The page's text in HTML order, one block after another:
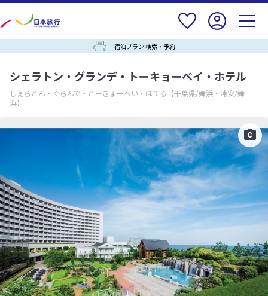
宿泊プラン 検索・予約
シェラトン・グランデ・トーキョーベイ・ホテル
しぇらとん・ぐらんで・とーきょーべい・ほてる 【千葉県/舞浜・浦安/舞
浜】